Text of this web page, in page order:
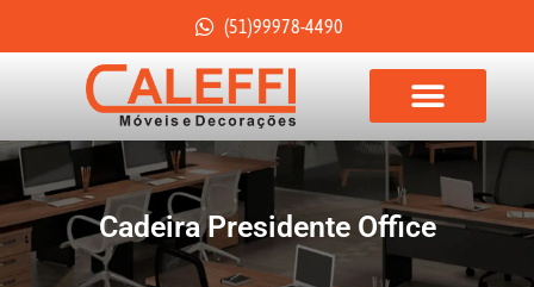
(51)99978-4490
Cadeira Presidente Office